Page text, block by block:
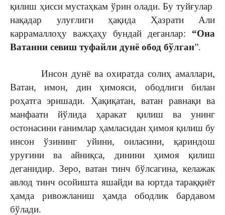
қилиш ҳисси мустаҳкам ўрин олади. Бу туйғулар
нақадар улуғлиги ҳақида Ҳазрати Али
каррамаллоҳу важҳаҳу бундай деганлар: “Она
Ватанни севиш туфайли дунё обод бўлган”.
Инсон дунё ва охиратда солиҳ амаллари,
Ватан, имон, дин ҳимояси, ободлиги билан
роҳатга эришади. Ҳақиқатан, ватан равнақи ва
манфаати йўлида ҳаракат қилиш ва унинг
остонасини ғанимлар ҳамласидан ҳимоя қилиш бу
инсон ўзининг уйини, оиласини, қариндош
уруғини ва айниқса, динини ҳимоя қилиш
деганидир. Зеро, ватан тинч бўлсагина, келажак
авлод тинч осойишта яшайди ва юртда тараққиёт
ҳамда ривожланиш ҳамда ободлик бардавом
бўлади.